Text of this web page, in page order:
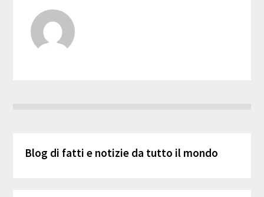
Blog di fatti e notizie da tutto il mondo